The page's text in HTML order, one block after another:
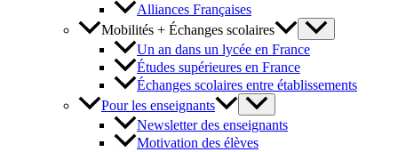
Alliances Françaises
Mobilités + Échanges scolaires
Un an dans un lycée en France
Études supérieures en France
Échanges scolaires entre établissements
Pour les enseignants
Newsletter des enseignants
Motivation des élèves